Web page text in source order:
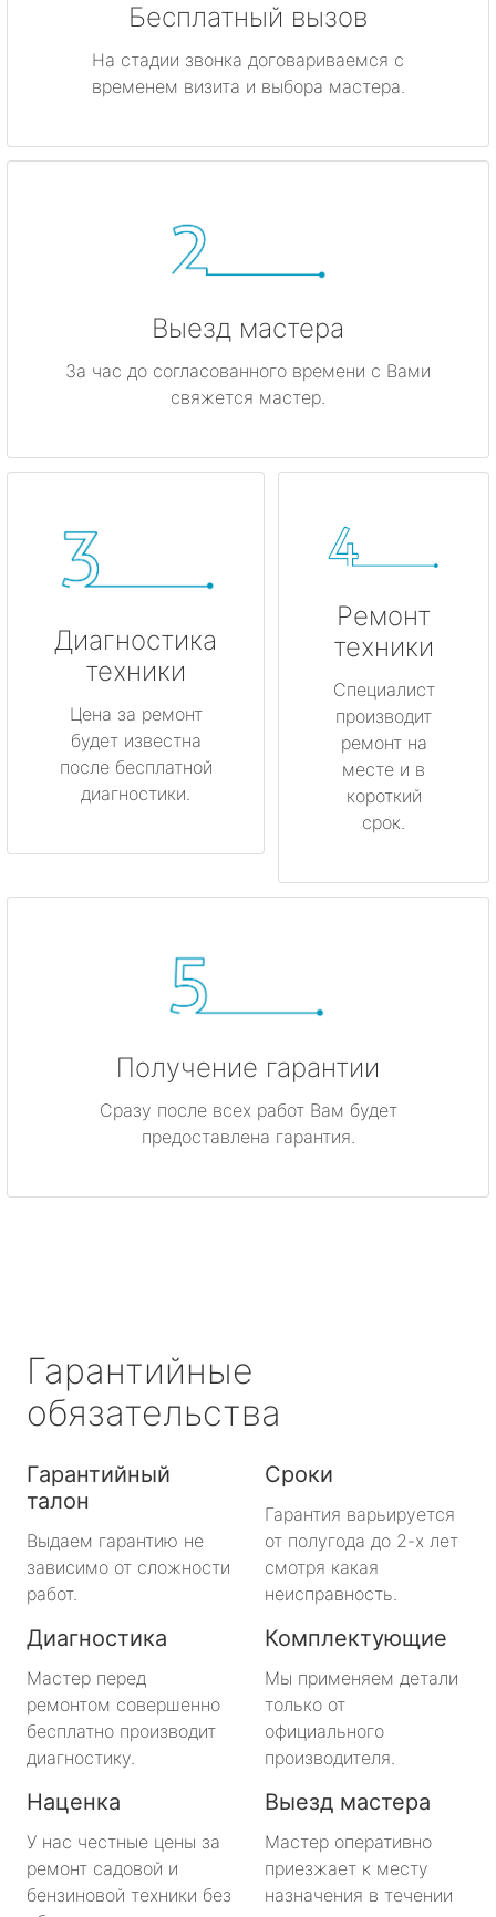
Бесплатный вызов
На стадии звонка договариваемся с
временем визита и выбора мастера.
Выезд мастера
За час до согласованного времени с Вами
свяжется мастер.
Диагностика
техники
Цена за ремонт
будет известна
после бесплатной
диагностики.
Ремонт
техники
Специалист
производит
ремонт на
месте и в
короткий
срок.
Получение гарантии
Сразу после всех работ Вам будет
предоставлена гарантия.
Гарантийные
обязательства
Гарантийный
талон
Выдаем гарантию не
зависимо от сложности
работ.
Сроки
Гарантия варьируется
от полугода до 2-х лет
смотря какая
неисправность.
Диагностика
Мастер перед
ремонтом совершенно
бесплатно производит
диагностику.
Комплектующие
Мы применяем детали
только от
официального
производителя.
Наценка
У нас честные цены за
ремонт садовой и
бензиновой техники без
Выезд мастера
Мастер оперативно
приезжает к месту
назначения в течении